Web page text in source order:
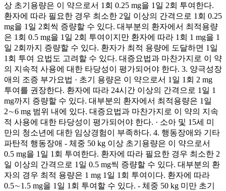
상 초기용량은 이 약으로서 1회 0.25 mg을 1일 2회 투여한다.
환자에 따라 필요한 경우 최소한 2일 이상의 간격으로 1회 0.25
mg을 1일 2회씩 증량할 수 있다. 대부분의 환자에서 최적용량
은 1회 0.5 mg을 1일 2회 투여이지만 환자에 따라 1회 1 mg을 1
일 2회까지 증량할 수 있다. 환자가 최적 용량에 도달하면 1일
1회 투여 요법도 고려할 수 있다. 대증요법과 마찬가지로 이 약
의 지속적 사용에 대한 타당성이 평가되어야 한다. 3. 양극성장
애의 조증 부가요법 · 초기 용량은 이 약으로서 1일 1회 2 mg
투여를 권장한다. 환자에 따라 24시간 이상의 간격으로 1일 1
mg까지 증량할 수 있다. 대부분의 환자에서 최적용량은 1일
2∼6 mg 범위 내에 있다. 대증요법과 마찬가지로 이 약의 지속
적 사용에 대한 타당성이 평가되어야 한다. · 소아 및 15세 미
만의 청소년에 대한 임상경험이 부족하다. 4. 행동장애와 기타
파탄적 행동장애 - 체중 50 kg 이상 초기용량은 이 약으로서
0.5 mg을 1일 1회 투여한다. 환자에 따라 필요한 경우 최소한 2
일 이상의 간격으로 1일 0.5 mg씩 증량할 수 있다. 대부분의 환
자의 경우 최적 용량은 1 mg 1일 1회 투여이다. 환자에 따라
0.5∼1.5 mg을 1일 1회 투여할 수 있다. - 체중 50 kg 미만 초기